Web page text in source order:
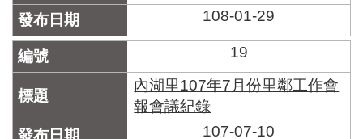
108-01-29
19
內湖里107年7月份里鄰工作會
報會議紀錄
107-07-10